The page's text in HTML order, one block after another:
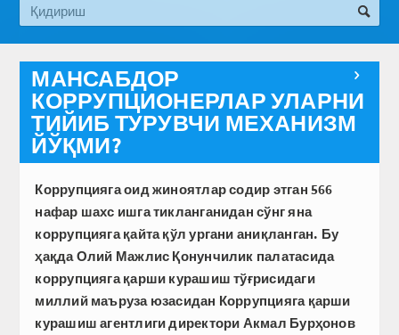
Эко медиа

МАНСАБДОР
КОРРУПЦИОНЕРЛАР УЛАРНИ
ТИЙИБ ТУРУВЧИ МЕХАНИЗМ
ЙЎҚМИ?
Коррупцияга оид жиноятлар содир этган 566
нафар шахс ишга тикланганидан сўнг яна
коррупцияга қайта қўл ургани аниқланган. Бу
ҳақда Олий Мажлис Қонунчилик палатасида
коррупцияга қарши курашиш тўғрисидаги
миллий маъруза юзасидан Коррупцияга қарши
курашиш агентлиги директори Акмал Бурҳонов